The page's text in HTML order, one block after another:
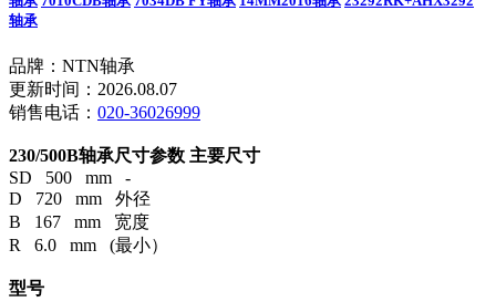
轴承
品牌：NTN轴承
更新时间：2026.08.07
销售电话： 020-36026999
230/500B轴承尺寸参数 主要尺寸
SD 500 mm -
D 720 mm 外径
B 167 mm 宽度
R 6.0 mm (最小）
型号